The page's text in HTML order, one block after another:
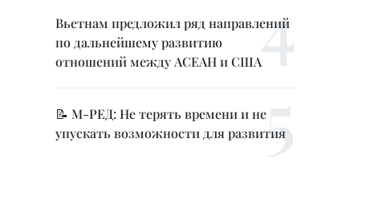
Вьетнам предложил ряд направлений
по дальнейшему развитию
отношений между АСЕАН и США
📝 М-РЕД: Не терять времени и не
упускать возможности для развития